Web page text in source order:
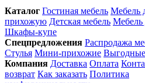
Каталог Гостиная мебель Мебель
прихожую Детская мебель Мебель
Шкафы-купе
Спец­предложения Распродажа
Стулья Мини-прихожие Выгодные
Компания Доставка Оплата
возврат Как заказать Политика